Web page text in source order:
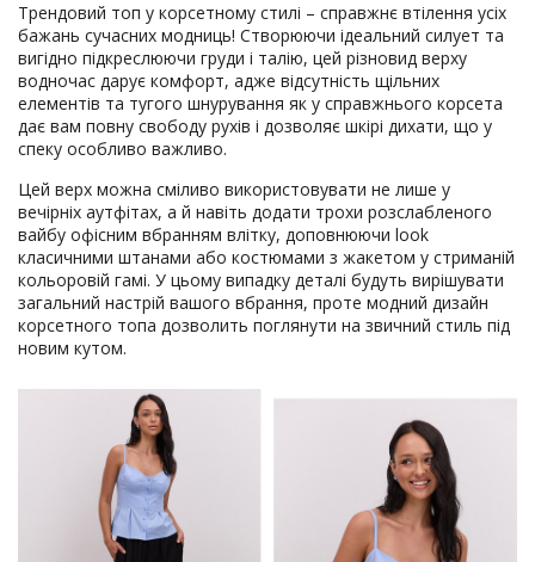
Трендовий топ у корсетному стилі – справжнє втілення усіх
бажань сучасних модниць! Створюючи ідеальний силует та
вигідно підкреслюючи груди і талію, цей різновид верху
водночас дарує комфорт, адже відсутність щільних
елементів та тугого шнурування як у справжнього корсета
дає вам повну свободу рухів і дозволяє шкірі дихати, що у
спеку особливо важливо.
Цей верх можна сміливо використовувати не лише у
вечірніх аутфітах, а й навіть додати трохи розслабленого
вайбу офісним вбранням влітку, доповнюючи look
класичними штанами або костюмами з жакетом у стриманій
кольоровій гамі. У цьому випадку деталі будуть вирішувати
загальний настрій вашого вбрання, проте модний дизайн
корсетного топа дозволить поглянути на звичний стиль під
новим кутом.